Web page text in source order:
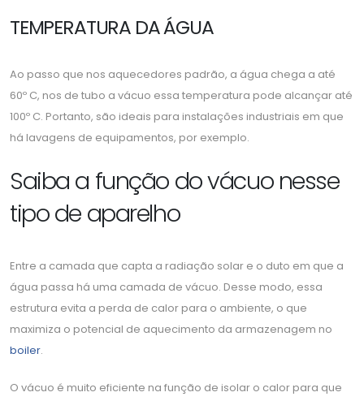
TEMPERATURA DA ÁGUA
Ao passo que nos aquecedores padrão, a água chega a até
60º C, nos de tubo a vácuo essa temperatura pode alcançar até
100º C. Portanto, são ideais para instalações industriais em que
há lavagens de equipamentos, por exemplo.
Saiba a função do vácuo nesse
tipo de aparelho
Entre a camada que capta a radiação solar e o duto em que a
água passa há uma camada de vácuo. Desse modo, essa
estrutura evita a perda de calor para o ambiente, o que
maximiza o potencial de aquecimento da armazenagem no
boiler.
O vácuo é muito eficiente na função de isolar o calor para que